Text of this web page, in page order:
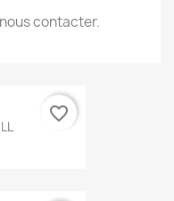
contacter.
favorite_border